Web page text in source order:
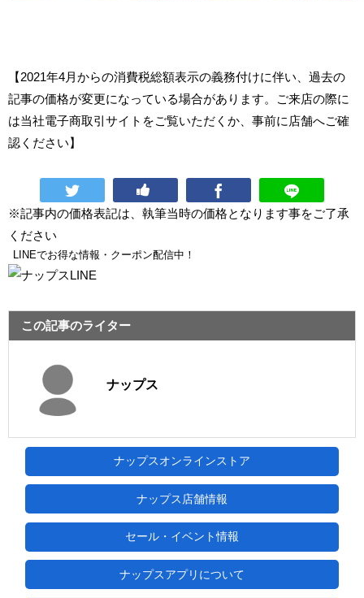
【2021年4月からの消費税総額表示の義務付けに伴い、過去の
記事の価格が変更になっている場合があります。ご来店の際に
は当社電子商取引サイトをご覧いただくか、事前に店舗へご確
認ください】
※記事内の価格表記は、執筆当時の価格となります事をご了承
ください
LINEでお得な情報・クーポン配信中！
この記事のライター
ナップス
ナップスオンラインストア
ナップス店舗情報
セール・イベント情報
ナップスアプリについて